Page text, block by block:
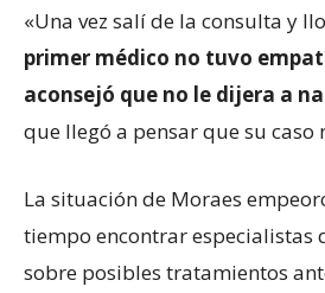
«Una vez salí de la consulta y
primer médico no tuvo
aconsejó que no le dijera a
que llegó a pensar que su caso
La situación de Moraes
tiempo encontrar especialistas
sobre posibles tratamientos